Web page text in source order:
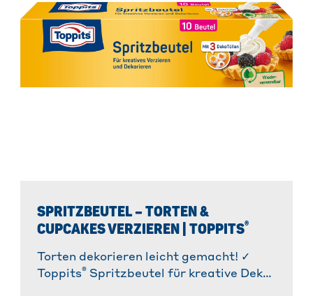
SPRITZBEUTEL – TORTEN &
CUPCAKES VERZIEREN | TOPPITS®
Torten dekorieren leicht gemacht! ✓
Toppits® Spritzbeutel für kreative Deko.